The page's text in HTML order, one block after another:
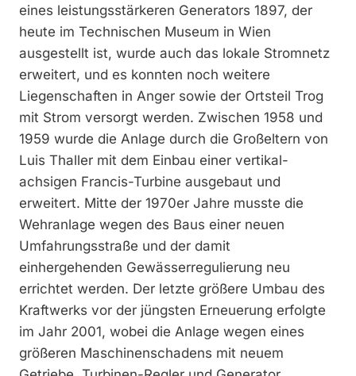
eines leistungsstärkeren Generators 1897, der
heute im Technischen Museum in Wien
ausgestellt ist, wurde auch das lokale Stromnetz
erweitert, und es konnten noch weitere
Liegenschaften in Anger sowie der Ortsteil Trog
mit Strom versorgt werden. Zwischen 1958 und
1959 wurde die Anlage durch die Großeltern von
Luis Thaller mit dem Einbau einer vertikal­
achsigen Francis-Turbine ausgebaut und
erweitert. Mitte der 1970er Jahre musste die
Wehranlage wegen des Baus einer neuen
Umfahrungsstraße und der damit
einhergehenden Gewässerregulierung neu
errichtet werden. Der letzte größere Umbau des
Kraftwerks vor der jüngsten Erneuerung erfolgte
im Jahr 2001, wobei die Anlage wegen eines
größeren Maschinenschadens mit neuem